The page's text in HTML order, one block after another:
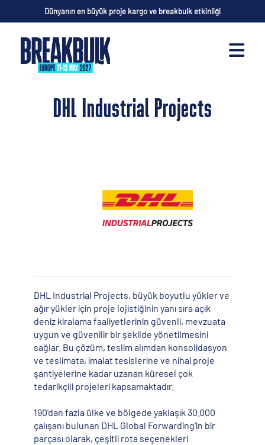
Dünyanın en büyük proje kargo ve breakbulk etkinliği
DHL Industrial Projects
DHL Industrial Projects, büyük boyutlu yükler ve
ağır yükler için proje lojistiğinin yanı sıra açık
deniz kiralama faaliyetlerinin güvenli, mevzuata
uygun ve güvenilir bir şekilde yönetilmesini
sağlar. Bu çözüm, teslim alımdan konsolidasyon
ve teslimata, imalat tesislerine ve nihai proje
şantiyelerine kadar uzanan küresel çok
tedarikçili projeleri kapsamaktadır.
190'dan fazla ülke ve bölgede yaklaşık 30.000
çalışanı bulunan DHL Global Forwarding'in bir
parçası olarak, çeşitli rota seçenekleri